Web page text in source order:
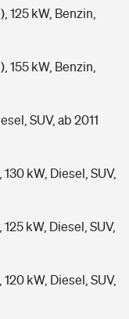
Kids
125 kW, Benzin,
155 kW, Benzin,
SUV, ab 2011
kW, Diesel, SUV,
kW, Diesel, SUV,
kW, Diesel, SUV,